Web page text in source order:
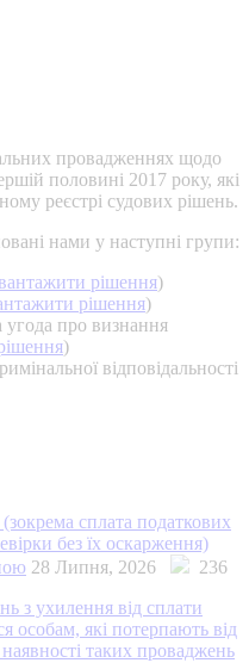
провадженнях щодо
половині 2017 року, які
реєстрі судових рішень.
нами у наступні групи:
рішення)
рішення)
про визнання
)
відповідальності
сплата податкових
без їх оскарження)
28 Липня, 2026
236
з ухилення від сплати
особам, які потерпають від
таких проваджень